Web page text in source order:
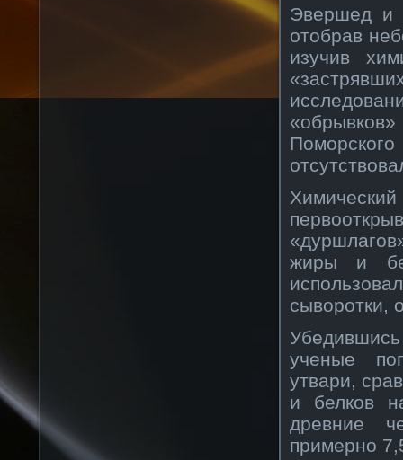
Эвершед и
отобрав
изучив
«обрывков»
жиры и
сыворотки,
ученые
утвари,
и белков
древние
примерно